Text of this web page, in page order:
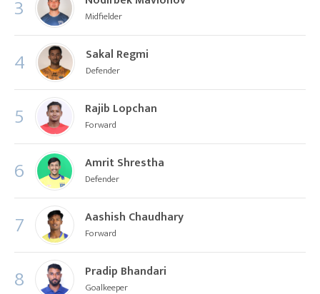
3 Midfielder
4 Sakal Regmi
Defender
5 Rajib Lopchan
Forward
6 Amrit Shrestha
Defender
7 Aashish Chaudhary
Forward
8 Pradip Bhandari
Goalkeeper